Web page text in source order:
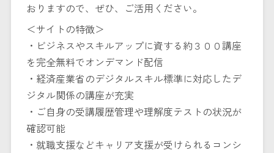
おりますので、ぜひ、ご活用ください。
＜サイトの特徴＞
・ビジネスやスキルアップに資する約３００講座
を完全無料でオンデマンド配信
・経済産業省のデジタルスキル標準に対応したデ
ジタル関係の講座が充実
・ご自身の受講履歴管理や理解度テストの状況が
確認可能
・就職支援などキャリア支援が受けられるコンシ